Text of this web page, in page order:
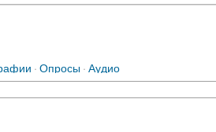
·Опросы·Аудио